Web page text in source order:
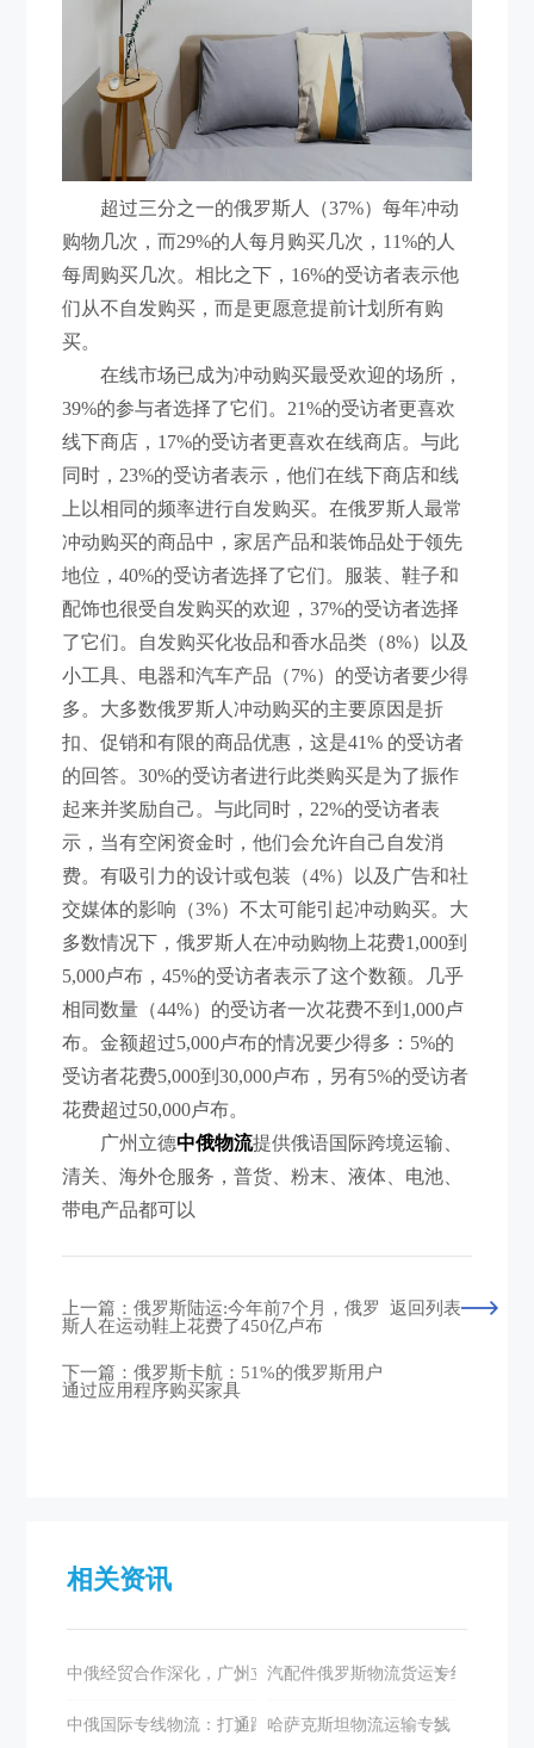
超过三分之一的俄罗斯人（37%）每年冲动
购物几次，而29%的人每月购买几次，11%的人
每周购买几次。相比之下，16%的受访者表示他
们从不自发购买，而是更愿意提前计划所有购
买。
在线市场已成为冲动购买最受欢迎的场所，
39%的参与者选择了它们。21%的受访者更喜欢
线下商店，17%的受访者更喜欢在线商店。与此
同时，23%的受访者表示，他们在线下商店和线
上以相同的频率进行自发购买。在俄罗斯人最常
冲动购买的商品中，家居产品和装饰品处于领先
地位，40%的受访者选择了它们。服装、鞋子和
配饰也很受自发购买的欢迎，37%的受访者选择
了它们。自发购买化妆品和香水品类（8%）以及
小工具、电器和汽车产品（7%）的受访者要少得
多。大多数俄罗斯人冲动购买的主要原因是折
扣、促销和有限的商品优惠，这是41% 的受访者
的回答。30%的受访者进行此类购买是为了振作
起来并奖励自己。与此同时，22%的受访者表
示，当有空闲资金时，他们会允许自己自发消
费。有吸引力的设计或包装（4%）以及广告和社
交媒体的影响（3%）不太可能引起冲动购买。大
多数情况下，俄罗斯人在冲动购物上花费1,000到
5,000卢布，45%的受访者表示了这个数额。几乎
相同数量（44%）的受访者一次花费不到1,000卢
布。金额超过5,000卢布的情况要少得多：5%的
受访者花费5,000到30,000卢布，另有5%的受访者
花费超过50,000卢布。
广州立德中俄物流提供俄语国际跨境运输、
清关、海外仓服务，普货、粉末、液体、电池、
带电产品都可以
上一篇：俄罗斯陆运:今年前7个月，俄罗
斯人在运动鞋上花费了450亿卢布
下一篇：俄罗斯卡航​：51%的俄罗斯用户
通过应用程序购买家具
返回列表
相关资讯
中俄经贸合作深化，广州立德国际物流助力双边发展
汽配件俄罗斯物流货运专线如何选
中俄国际专线物流：打通跨境电商的高效通道
哈萨克斯坦物流运输专线：全面解